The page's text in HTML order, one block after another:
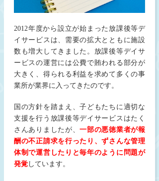
2012年度から設立が始まった放課後等デ
イサービスは、需要の拡大とともに施設
数も増大してきました。放課後等デイサ
ービスの運営には公費で賄われる部分が
大きく、得られる利益を求めて多くの事
業所が業界に入ってきたのです。
国の方針を踏まえ、子どもたちに適切な
支援を行う放課後等デイサービスはたく
さんありましたが、一部の悪徳業者が報
酬の不正請求を行ったり、ずさんな管理
体制で運営したりと毎年のように問題が
発覚 しています。